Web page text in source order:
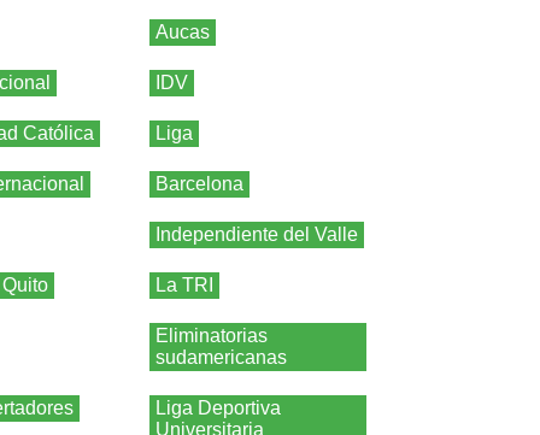
Aucas
IDV
Católica Liga
Barcelona
Independiente del Valle
La TRI
Eliminatorias
sudamericanas
Liga Deportiva
Universitaria